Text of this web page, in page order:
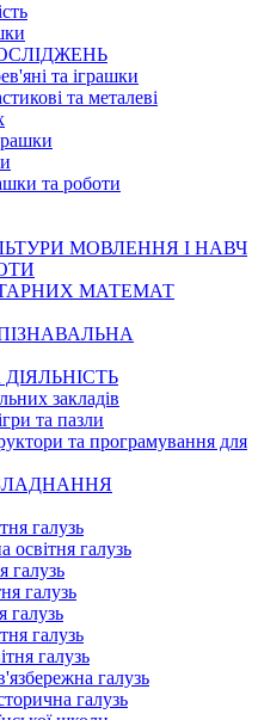
та іграшки
та металеві
та роботи
МОВЛЕННЯ І НАВЧ
МАТЕМАТ
закладів
та пазли
та програмування для
галузь
освітня галузь
галузь
галузь
галузь
галузь
галузь
галузь
галузь